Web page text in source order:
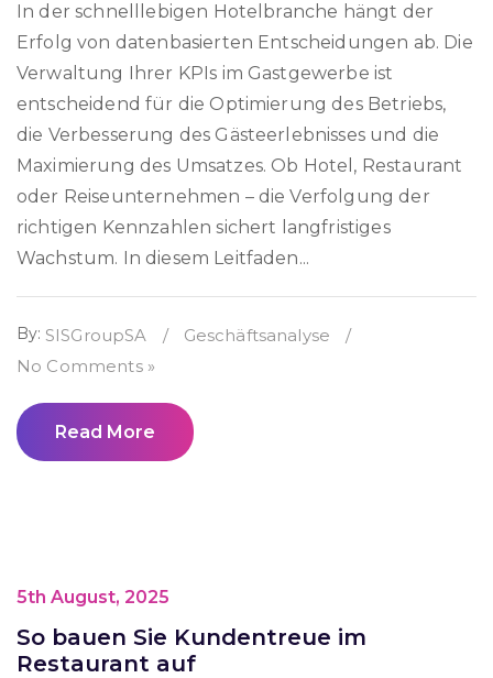
In der schnelllebigen Hotelbranche hängt der
Erfolg von datenbasierten Entscheidungen ab. Die
Verwaltung Ihrer KPIs im Gastgewerbe ist
entscheidend für die Optimierung des Betriebs,
die Verbesserung des Gästeerlebnisses und die
Maximierung des Umsatzes. Ob Hotel, Restaurant
oder Reiseunternehmen – die Verfolgung der
richtigen Kennzahlen sichert langfristiges
Wachstum. In diesem Leitfaden...
By: SISGroupSA / Geschäftsanalyse
/
No Comments »
Read More
5th August, 2025
So bauen Sie Kundentreue im
Restaurant auf